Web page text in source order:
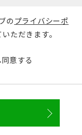
のプライバシーポ
ただきます。
意する